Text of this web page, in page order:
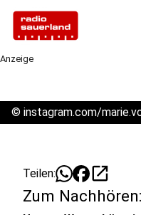
Anzeige
© instagram.com/
Teilen: open_in_new
Zum